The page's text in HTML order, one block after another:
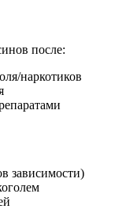
после:
наркотиков
зависимости)